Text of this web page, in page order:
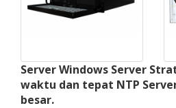
Server Windows Server
waktu dan tepat NTP
besar.